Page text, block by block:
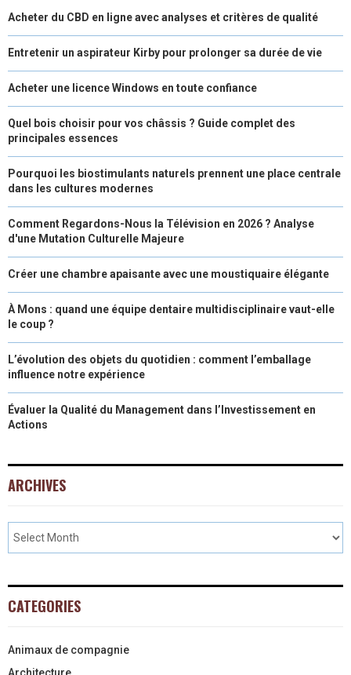
Acheter du CBD en ligne avec analyses et critères de qualité
Entretenir un aspirateur Kirby pour prolonger sa durée de vie
Acheter une licence Windows en toute confiance
Quel bois choisir pour vos châssis ? Guide complet des
principales essences
Pourquoi les biostimulants naturels prennent une place centrale
dans les cultures modernes
Comment Regardons-Nous la Télévision en 2026 ? Analyse
d'une Mutation Culturelle Majeure
Créer une chambre apaisante avec une moustiquaire élégante
À Mons : quand une équipe dentaire multidisciplinaire vaut-elle
le coup ?
L’évolution des objets du quotidien : comment l’emballage
influence notre expérience
Évaluer la Qualité du Management dans l’Investissement en
Actions
ARCHIVES
CATEGORIES
Animaux de compagnie